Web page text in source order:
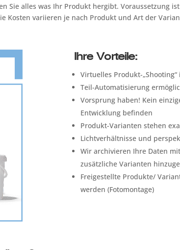
Sie alles was Ihr Produkt hergibt. Voraussetzung
Kosten variieren je nach Produkt und Art der
Ihre Vorteile:
Virtuelles Produkt-
Teil-Automatisierung
Vorsprung haben! Kein
Entwicklung befinden
Produkt-Varianten stehen
Lichtverhältnisse und
Wir archivieren Ihre Daten
zusätzliche Varianten
Freigestellte Produkte/
werden (Fotomontage)